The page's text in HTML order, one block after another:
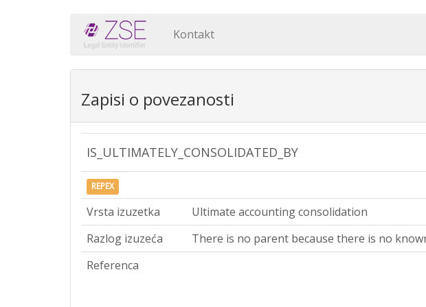
Kontakt
Zapisi o povezanosti
IS_ULTIMATELY_CONSOLIDATED_BY
REPEX
Vrsta izuzetka
Ultimate accounting consolidation
Razlog izuzeća
There is no parent because there is no
Referenca